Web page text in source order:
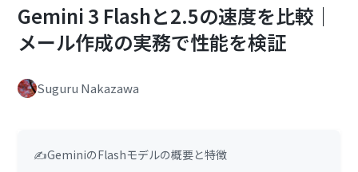
Gemini 3 Flashと2.5の速度を比較｜
メール作成の実務で性能を検証
Suguru Nakazawa
✍️GeminiのFlashモデルの概要と特徴